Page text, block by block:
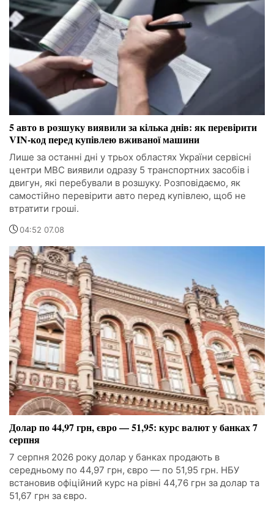
5 авто в розшуку виявили за кілька днів: як перевірити
VIN-код перед купівлею вживаної машини
Лише за останні дні у трьох областях України сервісні
центри МВС виявили одразу 5 транспортних засобів і
двигун, які перебували в розшуку. Розповідаємо, як
самостійно перевірити авто перед купівлею, щоб не
втратити гроші.
04:52 07.08
Долар по 44,97 грн, євро — 51,95: курс валют у банках 7
серпня
7 серпня 2026 року долар у банках продають в
середньому по 44,97 грн, євро — по 51,95 грн. НБУ
встановив офіційний курс на рівні 44,76 грн за долар та
51,67 грн за євро.